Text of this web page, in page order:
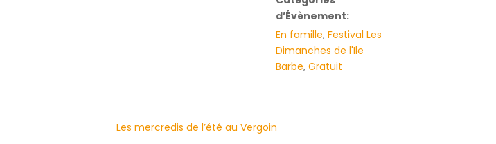
d’Évènement:
En famille, Festival Les
Dimanches de l'Ile
Barbe, Gratuit
Les mercredis de l’été au Vergoin